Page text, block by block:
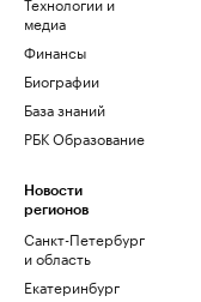
медиа
Финансы
Биографии
База знаний
РБК Образование
Новости
регионов
Санкт-Петербург
и область
Екатеринбург